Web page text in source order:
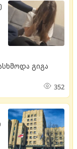
გიგა
352